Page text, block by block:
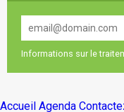
Informations sur le
Accueil Agenda